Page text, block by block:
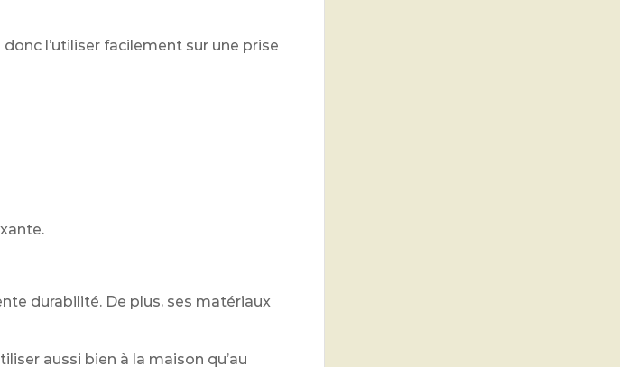
l’utiliser facilement sur une prise
durabilité. De plus, ses matériaux
aussi bien à la maison qu’au